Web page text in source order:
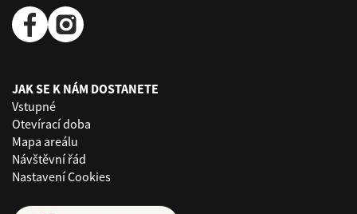
JAK SE K NÁM DOSTANETE
Vstupné
Otevírací doba
Mapa areálu
Návštěvní řád
Nastavení Cookies